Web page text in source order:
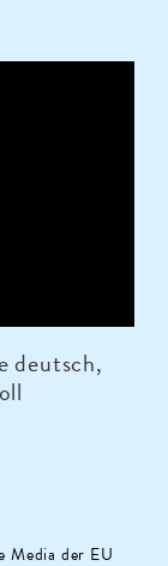
deutsch,
Media der EU